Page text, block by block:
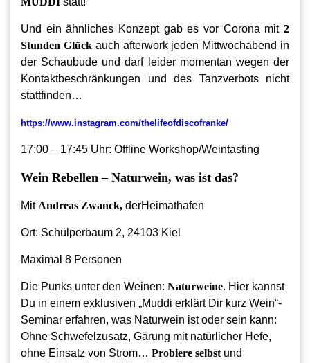
Und ein ähnliches Konzept gab es vor Corona mit 2
Stunden Glück auch afterwork jeden Mittwochabend in
der Schaubude und darf leider momentan wegen der
Kontaktbeschränkungen und des Tanzverbots nicht
stattfinden…
https://www.instagram.com/thelifeofdiscofranke/
17:00 – 17:45 Uhr: Offline Workshop/Weintasting
Wein Rebellen – Naturwein, was ist das?
Mit Andreas Zwanck, derHeimathafen
Ort: Schülperbaum 2, 24103 Kiel
Maximal 8 Personen
Die Punks unter den Weinen: Naturweine. Hier kannst
Du in einem exklusiven „Muddi erklärt Dir kurz Wein“-
Seminar erfahren, was Naturwein ist oder sein kann:
Ohne Schwefelzusatz, Gärung mit natürlicher Hefe,
ohne Einsatz von Strom… Probiere selbst und